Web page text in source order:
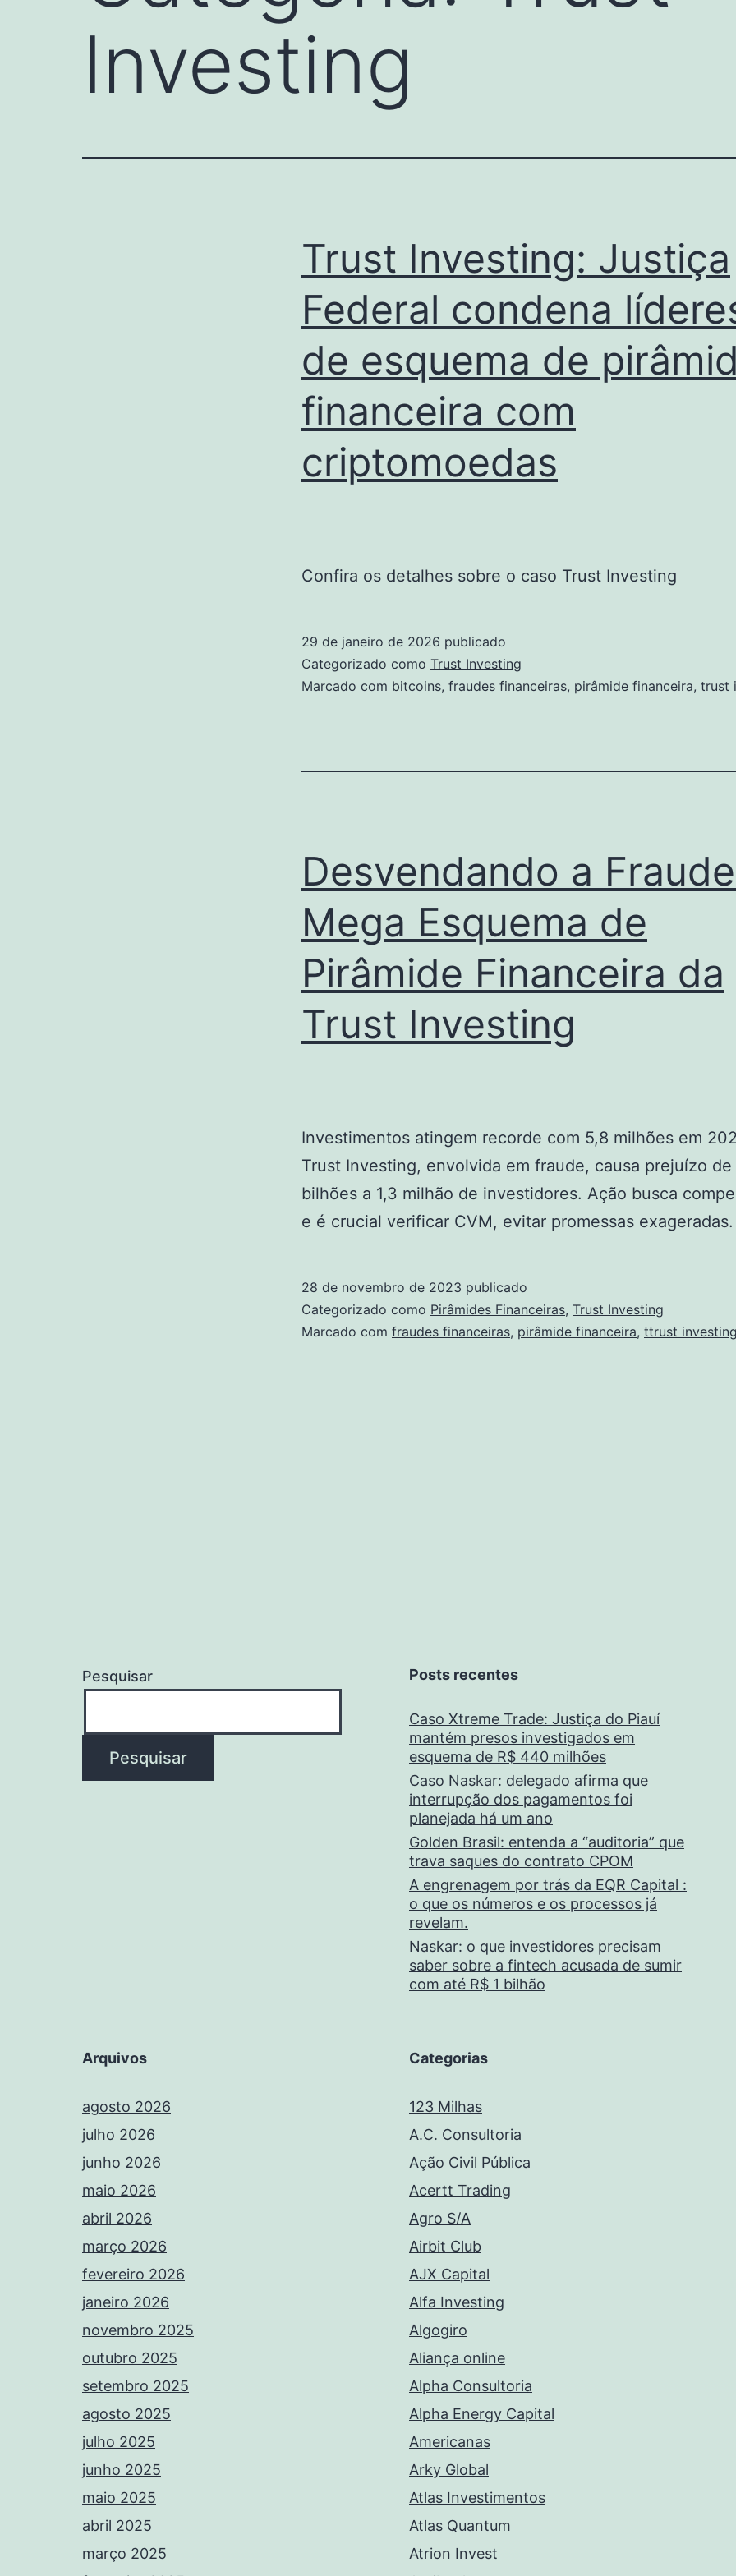
Investing
Trust Investing: Justiça
Federal condena
de esquema de
financeira com
criptomoedas
Confira os detalhes sobre o caso Trust Investing
29 de janeiro de 2026 publicado
Categorizado como Trust Investing
Marcado com bitcoins, fraudes financeiras, pirâmide financeira, trust
Desvendando a
Mega Esquema de
Pirâmide Financeira da
Trust Investing
Investimentos atingem recorde com 5,8 milhões em
Trust Investing, envolvida em fraude, causa prejuízo de
bilhões a 1,3 milhão de investidores. Ação busca
e é crucial verificar CVM, evitar promessas exageradas.
28 de novembro de 2023 publicado
Categorizado como Pirâmides Financeiras, Trust Investing
Marcado com fraudes financeiras, pirâmide financeira, ttrust
Pesquisar
Pesquisar
Posts recentes
Caso Xtreme Trade: Justiça do Piauí
mantém presos investigados em
esquema de R$ 440 milhões
Caso Naskar: delegado afirma que
interrupção dos pagamentos foi
planejada há um ano
Golden Brasil: entenda a “auditoria” que
trava saques do contrato CPOM
A engrenagem por trás da EQR Capital :
o que os números e os processos já
revelam.
Naskar: o que investidores precisam
saber sobre a fintech acusada de sumir
com até R$ 1 bilhão
Arquivos
agosto 2026
julho 2026
junho 2026
maio 2026
abril 2026
março 2026
fevereiro 2026
janeiro 2026
novembro 2025
outubro 2025
setembro 2025
agosto 2025
julho 2025
junho 2025
maio 2025
abril 2025
março 2025
Categorias
123 Milhas
A.C. Consultoria
Ação Civil Pública
Acertt Trading
Agro S/A
Airbit Club
AJX Capital
Alfa Investing
Algogiro
Aliança online
Alpha Consultoria
Alpha Energy Capital
Americanas
Arky Global
Atlas Investimentos
Atlas Quantum
Atrion Invest